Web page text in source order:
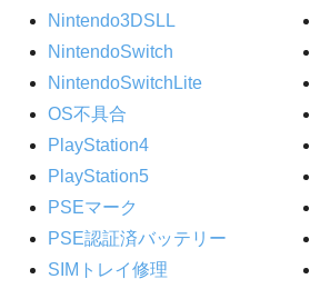
Nintendo3DSLL
NintendoSwitch
NintendoSwitchLite
OS不具合
PlayStation4
PlayStation5
PSEマーク
PSE認証済バッテリー
SIMトレイ修理